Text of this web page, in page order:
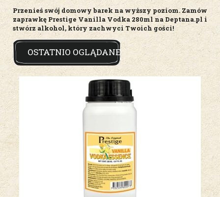
Przenieś swój domowy barek na wyższy poziom. Zamów
zaprawkę Prestige Vanilla Vodka 280ml na Deptana.pl i
stwórz alkohol, który zachwyci Twoich gości!
OSTATNIO OGLĄDANE